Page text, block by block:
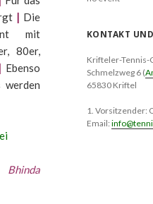
KONTAKT
Krifteler-Tennis-
Schmelzweg 6 (
65830 Kriftel
1. Vorsitzender:
Email:
| Die
mit
80er,
Ebenso
werden
Bhinda